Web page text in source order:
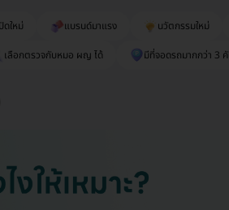
ดใหม่ แบรนด์มาแรง นวัตกรรมใหม่
เลือกตรวจกับหมอ ผญ ได้ มีที่จอดรถมากกว่า 3